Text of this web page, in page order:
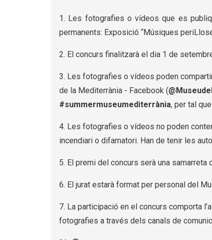
1. Les fotografies o vídeos que es
permanents: Exposició “Músiques
2. El concurs finalitzarà el dia 1 de
3. Les fotografies o vídeos poden
de la Mediterrània - Facebook (
#summermuseumediterrània, per tal
4. Les fotografies o vídeos no poden
incendiari o difamatori. Han de tenir les
5. El premi del concurs serà una
6. El jurat estarà format per personal del
7. La participació en el concurs comporta
fotografies a través dels canals de